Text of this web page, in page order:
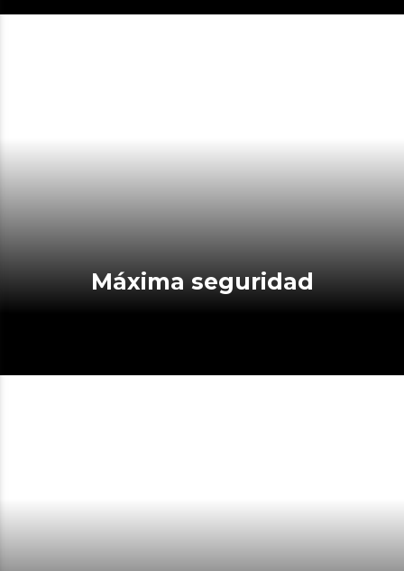
Máxima seguridad